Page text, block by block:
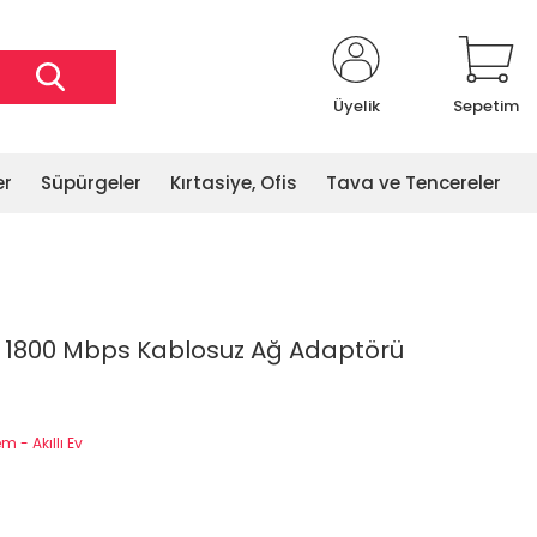
Üyelik Sepetim
Süpürgeler Kırtasiye, Ofis Tava ve Tencereler
1800 Mbps Kablosuz Ağ Adaptörü
- Akıllı Ev